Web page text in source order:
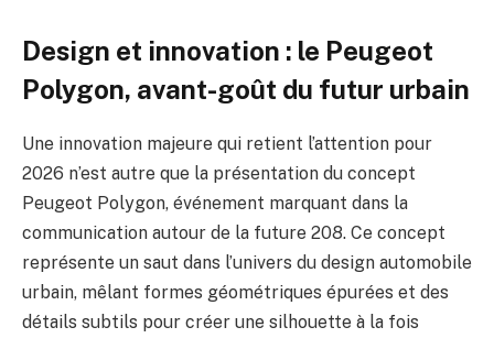
Design et innovation : le Peugeot
Polygon, avant-goût du futur urbain
Une innovation majeure qui retient l’attention pour
2026 n’est autre que la présentation du concept
Peugeot Polygon, événement marquant dans la
communication autour de la future 208. Ce concept
représente un saut dans l’univers du design automobile
urbain, mêlant formes géométriques épurées et des
détails subtils pour créer une silhouette à la fois